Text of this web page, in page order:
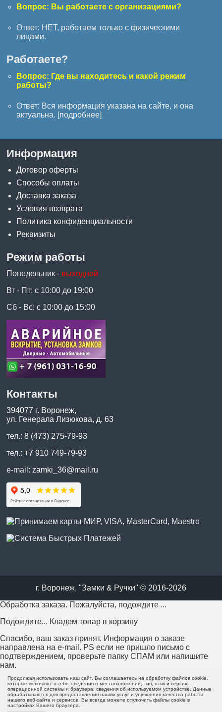
Вопрос: Вы работаете с организациями?
Ответ: НЕТ, работаем только с физическими
лицами.
Работаете?
Вопрос: Где вы находитесь и какой режим
работы?
Ответ: Вся информация указана на сайте, и она
актуальна. [подробнее]
Информация
Договор оферты
Способы оплаты
Доставка заказа
Условия возврата
Политика конфиденциальности
Реквизиты
Режим работы
Понедельник - выходной
Вт - Пт: с 10:00 до 19:00
Сб - Вс: с 10:00 до 15:00
Контакты
394077 г. Воронеж,
ул. Генерала Лизюкова, д. 63
тел.:8 (473) 275-79-93
тел.:+7 910 749-79-93
e-mail: zamki_36@mail.ru
г. Воронеж, "Замки & Ручки" © 2016-2026
Продолжая использовать наш сайт, Вы соглашаетесь на обработку файлов cookie,
которые включают в себя: сведения о местоположении; тип, язык и версию
операционной системы и браузера; сведения об используемом устройстве. Данные
обрабатываются для предоставления наших услуг и улучшения качества работы
нашего веб-сайта и сервисов. Вы всегда можете отключить файлы cookie в
настройках Вашего браузера.
Обработка заказа. Пожалуйста, подождите ...
Подождите... Кладем товар в корзину
Спасибо, ваш заказ принят. Информация о заказе
направлена на e-mail. PS если не пришло письмо с
подтверждением, проверьте папку СПАМ или напишите
нам.
Возникла проблема с отправкой заказа. Пожалуйста,
попробуйте еще раз или напишите нам.
Пожалуйста, заполните все поля формы перед отправкой.